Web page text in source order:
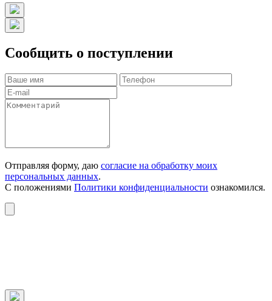
Сообщить о поступлении
Отправляя форму, даю согласие на обработку моих
персональных данных.
С положениями Политики конфиденциальности ознакомился.